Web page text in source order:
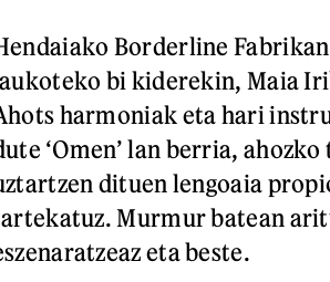
Borderline
bi kiderekin, Maia
harmoniak eta hari
‘Omen’ lan berria,
dituen lengoaia
Murmur batean
eta beste.